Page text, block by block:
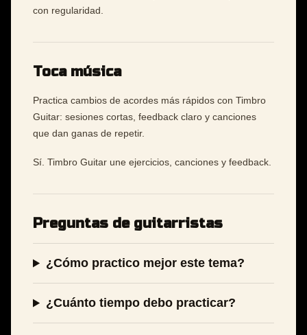
con regularidad.
Toca música
Practica cambios de acordes más rápidos con Timbro
Guitar: sesiones cortas, feedback claro y canciones
que dan ganas de repetir.
Sí. Timbro Guitar une ejercicios, canciones y feedback.
Preguntas de guitarristas
¿Cómo practico mejor este tema?
¿Cuánto tiempo debo practicar?